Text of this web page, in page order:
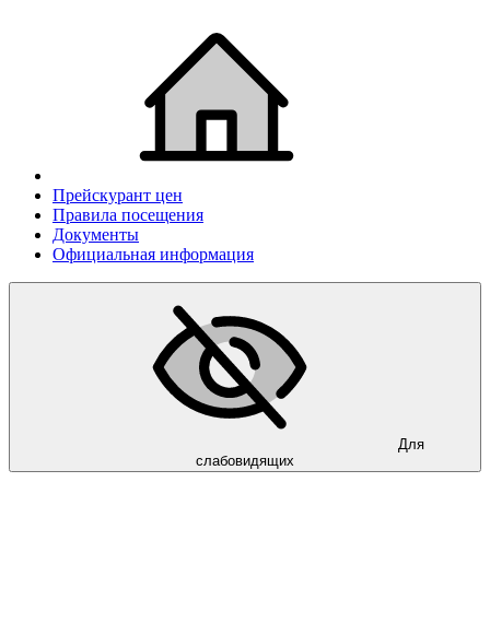
Прейскурант цен
Правила посещения
Документы
Официальная информация
Для
слабовидящих